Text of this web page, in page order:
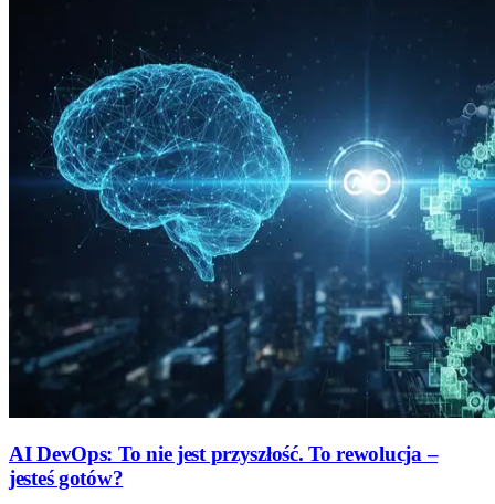
AI DevOps: To nie jest przyszłość. To rewolucja –
jesteś gotów?